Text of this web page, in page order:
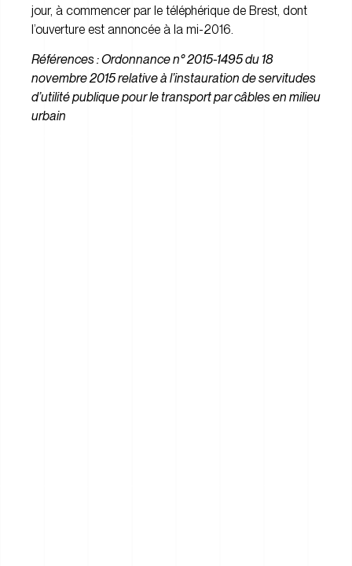
jour, à commencer par le téléphérique de Brest, dont
l’ouverture est annoncée à la mi-2016.
Références :Ordonnance n° 2015-1495 du 18
novembre 2015 relative à l’instauration de servitudes
d’utilité publique pour le transport par câbles en milieu
urbain